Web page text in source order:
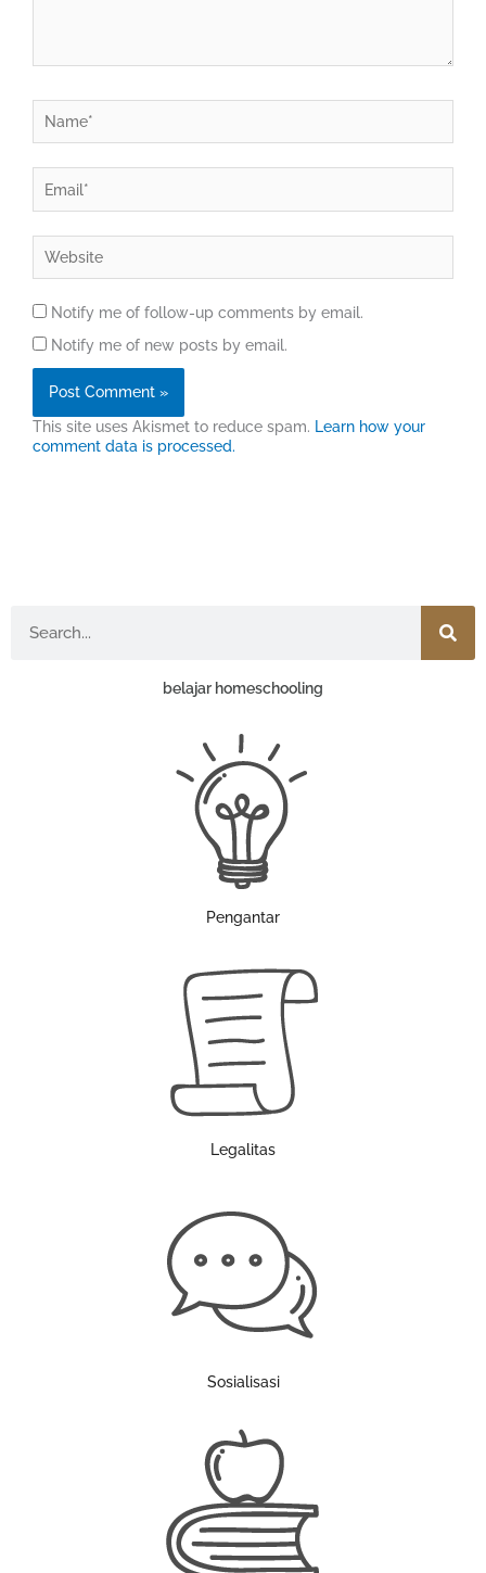
Notify me of follow-up comments by email.
Notify me of new posts by email.
This site uses Akismet to reduce spam. Learn how your
comment data is processed.
belajar homeschooling
Pengantar
Legalitas
Sosialisasi